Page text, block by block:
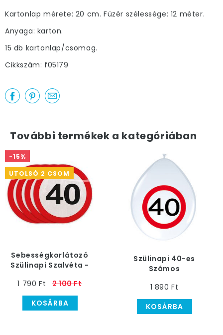
Kartonlap mérete: 20 cm. Füzér szélessége: 12 méter.
Anyaga: karton.
15 db kartonlap/csomag.
Cikkszám: f05179
További termékek a kategóriában
-15%
UTOLSÓ 2 CSOM
Sebességkorlátozó
Szülinapi Szalvéta -
1 790 Ft
2 100 Ft
KOSÁRBA
Szülinapi 40-es
Számos
Lufi - 30 cm, 8 db
1 890 Ft
KOSÁRBA